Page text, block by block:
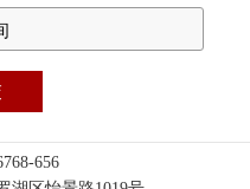
656